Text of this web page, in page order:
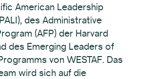
American Leadership
des Administrative
(AFP) der Harvard
des Emerging Leaders of
von WESTAF. Das
wird sich auf die